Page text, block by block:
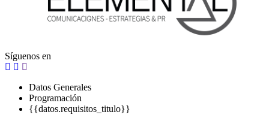
Síguenos en
Datos Generales
Programación
{{datos.requisitos_titulo}}